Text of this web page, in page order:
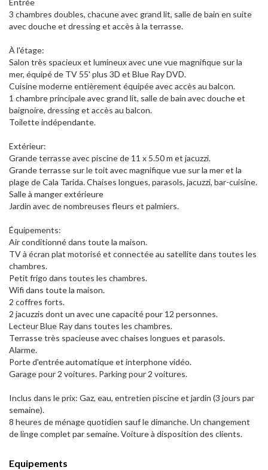
Entrée
3 chambres doubles, chacune avec grand lit, salle de bain en suite
avec douche et dressing et accès à la terrasse.
À l'étage:
Salon très spacieux et lumineux avec une vue magnifique sur la
mer, équipé de TV 55' plus 3D et Blue Ray DVD.
Cuisine moderne entièrement équipée avec accès au balcon.
1 chambre principale avec grand lit, salle de bain avec douche et
baignoire, dressing et accès au balcon.
Toilette indépendante.
Extérieur:
Grande terrasse avec piscine de 11 x 5.50 m et jacuzzi.
Grande terrasse sur le toit avec magnifique vue sur la mer et la
plage de Cala Tarida. Chaises longues, parasols, jacuzzi, bar-cuisine.
Salle à manger extérieure
Jardin avec de nombreuses fleurs et palmiers.
Équipements:
Air conditionné dans toute la maison.
TV à écran plat motorisé et connectée au satellite dans toutes les
chambres.
Petit frigo dans toutes les chambres.
Wifi dans toute la maison.
2 coffres forts.
2 jacuzzis dont un avec une capacité pour 12 personnes.
Lecteur Blue Ray dans toutes les chambres.
Terrasse très spacieuse avec chaises longues et parasols.
Alarme.
Porte d'entrée automatique et interphone vidéo.
Garage pour 2 voitures. Parking pour 2 voitures.
Inclus dans le prix: Gaz, eau, entretien piscine et jardin (3 jours par
semaine).
8 heures de ménage quotidien sauf le dimanche. Un changement
de linge complet par semaine. Voiture à disposition des clients.
Equipements